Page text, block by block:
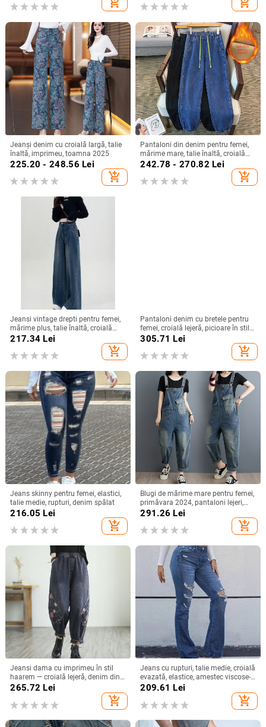
Jeanși denim cu croială largă, talie
înaltă, imprimeu, toamna 2025
225.20 - 248.56 Lei
add_shopping_cart
Pantaloni din denim pentru femei,
mărime mare, talie înaltă, croială
lejeră, casual și de lucru
242.78 - 270.82 Lei
add_shopping_cart
Jeansi vintage drepti pentru femei,
mărime plus, talie înaltă, croială
lejeră, siluetă pară, pantaloni largi
217.34 Lei
add_shopping_cart
Pantaloni denim cu bretele pentru
femei, croială lejeră, picioare în stil
lanternă, denim din bumbac cu
Primăvara 2024
305.71 Lei
add_shopping_cart
Jeans skinny pentru femei, elastici,
talie medie, rupturi, denim spălat
216.05 Lei
add_shopping_cart
Blugi de mărime mare pentru femei,
primăvara 2024, pantaloni lejeri,
slim fit, cu bretele, pentru femei mici
291.26 Lei
add_shopping_cart
Jeansi dama cu imprimeu în stil
haarem — croială lejeră, denim din
bumbac, plus size, croială morcov,
primăvară-toamnă 2024, stil retro
literar-artistic
265.72 Lei
add_shopping_cart
Jeans cu rupturi, talie medie, croială
evazată, elastice, amestec viscose-
poliester, finisaj spălat, stil urban
209.61 Lei
add_shopping_cart